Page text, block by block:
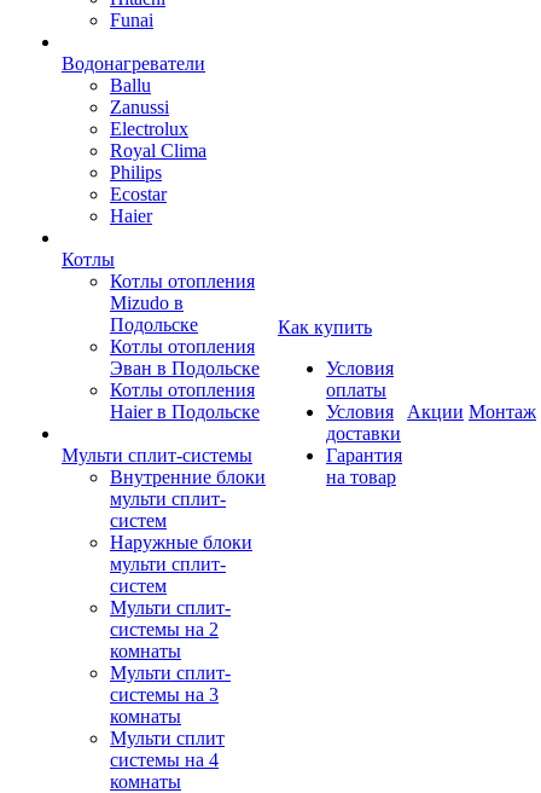
Funai
Водонагреватели
Ballu
Zanussi
Electrolux
Royal Clima
Philips
Ecostar
Haier
Котлы
Котлы отопления
Mizudo в
Подольске
Котлы отопления
Эван в Подольске
Котлы отопления
Haier в Подольске
Мульти сплит-системы
Внутренние блоки
мульти сплит-
систем
Наружные блоки
мульти сплит-
систем
Мульти сплит-
системы на 2
комнаты
Мульти сплит-
системы на 3
комнаты
Мульти сплит
системы на 4
комнаты
Как купить
Условия
оплаты
Условия
доставки
Гарантия
на товар
Акции Монтаж